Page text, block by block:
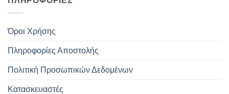
Όροι Χρήσης
Πληροφορίες Αποστολής
Πολιτική Προσωπικών Δεδομένων
Κατασκευαστές